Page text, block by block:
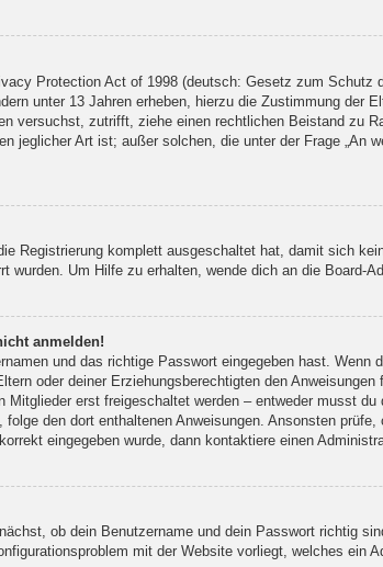
Protection Act of 1998 (deutsch: Gesetz zum
unter 13 Jahren erheben, hierzu die Zustimmung
versuchst, zutrifft, ziehe einen rechtlichen Beistand zu
jeglicher Art ist; außer solchen, die unter der Frage
Registrierung komplett ausgeschaltet hat, damit sich
wurden. Um Hilfe zu erhalten, wende dich an die Board-
anmelden!
und das richtige Passwort eingegeben hast.
oder deiner Erziehungsberechtigten den
Mitglieder erst freigeschaltet werden – entweder musst
den dort enthaltenen Anweisungen. Ansonsten
eingegeben wurde, dann kontaktiere einen
ob dein Benutzername und dein Passwort richtig
mit der Website vorliegt, welches ein